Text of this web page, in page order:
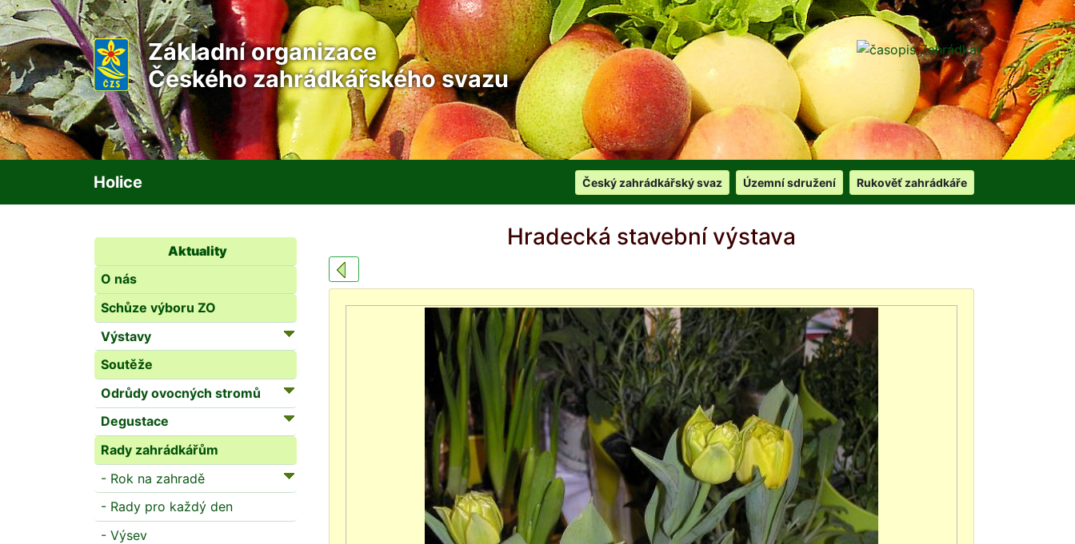
Základní organizace
Českého zahrádkářského svazu
Holice Český zahrádkářský svaz Územní sdružení Rukověť zahrádkáře
Aktuality
O nás
Schůze výboru ZO
Výstavy
Soutěže
Odrůdy ovocných stromů
Degustace
Rady zahrádkářům
- Rok na zahradě
- Rady pro každý den
- Výsev
Hradecká stavební výstava